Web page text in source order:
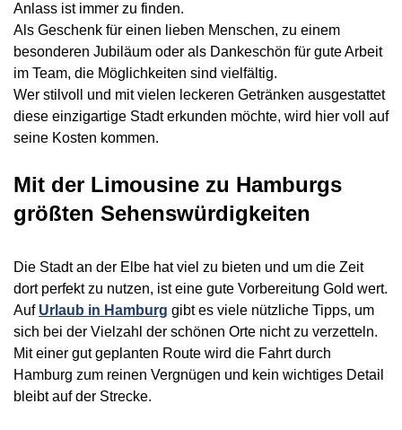
Anlass ist immer zu finden.
Als Geschenk für einen lieben Menschen, zu einem
besonderen Jubiläum oder als Dankeschön für gute Arbeit
im Team, die Möglichkeiten sind vielfältig.
Wer stilvoll und mit vielen leckeren Getränken ausgestattet
diese einzigartige Stadt erkunden möchte, wird hier voll auf
seine Kosten kommen.
Mit der Limousine zu Hamburgs
größten Sehenswürdigkeiten
Die Stadt an der Elbe hat viel zu bieten und um die Zeit
dort perfekt zu nutzen, ist eine gute Vorbereitung Gold wert.
Auf Urlaub in Hamburg gibt es viele nützliche Tipps, um
sich bei der Vielzahl der schönen Orte nicht zu verzetteln.
Mit einer gut geplanten Route wird die Fahrt durch
Hamburg zum reinen Vergnügen und kein wichtiges Detail
bleibt auf der Strecke.